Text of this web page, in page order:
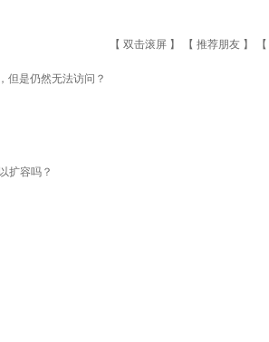
【 双击滚屏 】 【 推荐朋友 】 【
但是仍然无法访问？
扩容吗？